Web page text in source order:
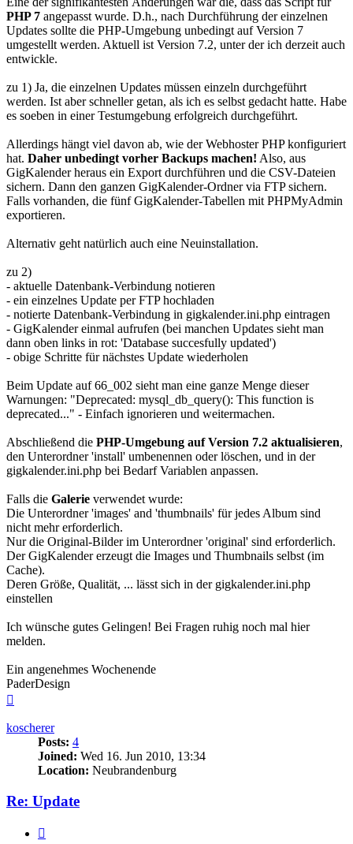
PHP 7 angepasst wurde. D.h., nach Durchführung der einzelnen
Updates sollte die PHP-Umgebung unbedingt auf Version 7
umgestellt werden. Aktuell ist Version 7.2, unter der ich derzeit auch
entwickle.
zu 1) Ja, die einzelnen Updates müssen einzeln durchgeführt
werden. Ist aber schneller getan, als ich es selbst gedacht hatte. Habe
es soeben in einer Testumgebung erfolgreich durchgeführt.
Allerdings hängt viel davon ab, wie der Webhoster PHP konfiguriert
hat. Daher unbedingt vorher Backups machen! Also, aus
GigKalender heraus ein Export durchführen und die CSV-Dateien
sichern. Dann den ganzen GigKalender-Ordner via FTP sichern.
Falls vorhanden, die fünf GigKalender-Tabellen mit PHPMyAdmin
exportieren.
Alternativ geht natürlich auch eine Neuinstallation.
zu 2)
- aktuelle Datenbank-Verbindung notieren
- ein einzelnes Update per FTP hochladen
- notierte Datenbank-Verbindung in gigkalender.ini.php eintragen
- GigKalender einmal aufrufen (bei manchen Updates sieht man
dann oben links in rot: 'Database succesfully updated')
- obige Schritte für nächstes Update wiederholen
Beim Update auf 66_002 sieht man eine ganze Menge dieser
Warnungen: "Deprecated: mysql_db_query(): This function is
deprecated..." - Einfach ignorieren und weitermachen.
Abschließend die PHP-Umgebung auf Version 7.2 aktualisieren,
den Unterordner 'install' umbenennen oder löschen, und in der
gigkalender.ini.php bei Bedarf Variablen anpassen.
Falls die Galerie verwendet wurde:
Die Unterordner 'images' and 'thumbnails' für jedes Album sind
nicht mehr erforderlich.
Nur die Original-Bilder im Unterordner 'original' sind erforderlich.
Der GigKalender erzeugt die Images und Thumbnails selbst (im
Cache).
Deren Größe, Qualität, ... lässt sich in der gigkalender.ini.php
einstellen
Ich wünsche gutes Gelingen! Bei Fragen ruhig noch mal hier
melden.
Ein angenehmes Wochenende
PaderDesign
koscherer
Posts: 4
Joined: Wed 16. Jun 2010, 13:34
Location: Neubrandenburg
Re: Update